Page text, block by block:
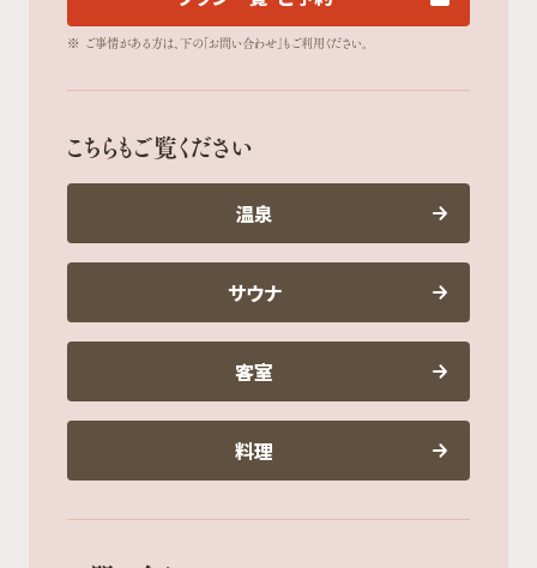
※ ご事情がある方は、下の「お問い合わせ」もご利用ください。
こちらもご覧ください
温泉
サウナ
客室
料理